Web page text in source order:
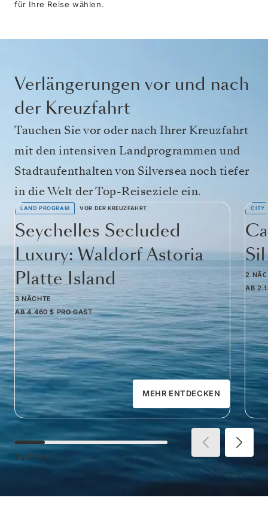
für Ihre Reise wählen.
Verlängerungen vor und nach
der Kreuzfahrt
Tauchen Sie vor oder nach Ihrer Kreuzfahrt
mit den intensiven Landprogrammen und
Stadtaufenthalten von Silversea noch tiefer
in die Welt der Top-Reiseziele ein.
LAND PROGRAM VOR DER KREUZFAHRT
Seychelles Secluded
Luxury: Waldorf Astoria
Platte Island
3 NÄCHTE
AB 4.460 $ PRO GAST
MEHR ENTDECKEN
CITY
2
AB
1 VON 5